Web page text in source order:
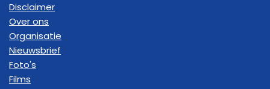
Disclaimer
Over ons
Organisatie
Nieuwsbrief
Foto's
Films